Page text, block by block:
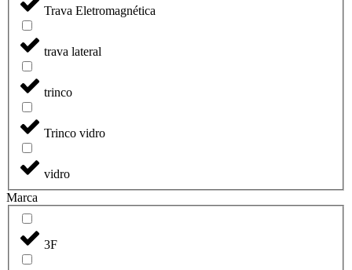
Trava Eletromagnética
trava lateral
trinco
Trinco vidro
vidro
Marca
3F